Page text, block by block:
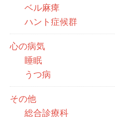
ベル麻痺
ハント症候群
心の病気
睡眠
うつ病
その他
総合診療科